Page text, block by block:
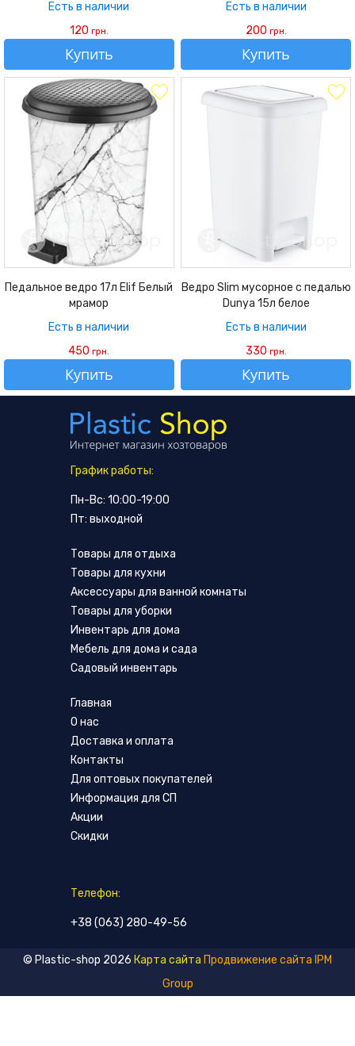
Есть в наличии
120 грн.
Купить
Есть в наличии
200 грн.
Купить
Педальное ведро 17л Elif Белый
мрамор
Есть в наличии
450грн.
Купить
Ведро Slim мусорное с педалью
Dunya 15л белое
Есть в наличии
330 грн.
Купить
График работы:
Пн-Вс: 10:00-19:00
Пт: выходной
Товары для отдыха
Товары для кухни
Аксессуары для ванной комнаты
Товары для уборки
Инвентарь для дома
Мебель для дома и сада
Садовый инвентарь
Главная
О нас
Доставка и оплата
Контакты
Для оптовых покупателей
Информация для СП
Акции
Скидки
Телефон:
+38 (063) 280-49-56
© Plastic-shop 2026 Карта сайта Продвижение сайта IPM
Group